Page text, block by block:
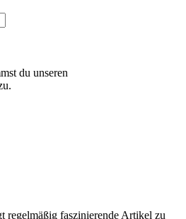
du unseren
regelmäßig faszinierende Artikel zu